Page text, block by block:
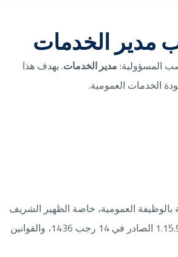
مدير الخدمات
المسؤولية:مدير الخدمات. يهدف هذا
الخدمات العمومية.
بالوظيفة العمومية، خاصة الظهير الشريف
رقم 1.58.008 الصادر في 24 فبراير 1958، والظهير الشريف رقم 1.15.95 الصادر في 14 رجب 1436، والقوانين